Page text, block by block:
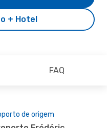
+ Hotel
FAQ
de origem